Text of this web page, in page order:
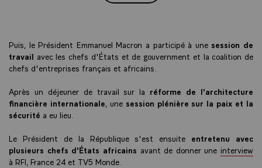
qui a été fait avec l'Algérie, le Cameroun, le Rwanda et plusieurs
créatives, dans le co-investissement avec le continent. Qui, avec
respect, veut être aux côtés de l'Afrique pour son propre agenda.
que nous la pensons, telle que nous la mettons en œuvre, est fondée
en effet sur la lucidité, le courage, le respect et une volonté d'avoir au
fond un agenda partagé. C'est ce qu'on a fait depuis dix ans. On y est
longuement revenu hier et je ne veux pas être plus long. Pourquoi je
Parce que les défis de l'Afrique et de l'Europe sont les mêmes. Nous
voulons la paix, la prospérité, la souveraineté. L'Europe s'est battue pour
cela. Elle a construit, après la Deuxième Guerre mondiale, l'Union
Puis, le Président Emmanuel Macron a participé à unesession de
travail avec les chefs d'États et de gouvernment et la coalition de
chefs d'entreprises français et africains.
Après un déjeuner de travail sur la réforme de l'architecture
financière internationale, une session plénière sur la paix et la
sécurité a eu lieu.
Le Président de la République s'est ensuite entretenu avec
plusieurs chefs d'États africains avant de donner une interview
à RFI, France 24 et TV5 Monde.